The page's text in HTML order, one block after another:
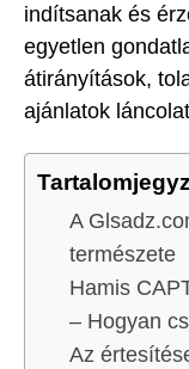
indítsanak és
egyetlen
átirányítások,
ajánlatok
A
természete
Hamis
– Hogyan
Az